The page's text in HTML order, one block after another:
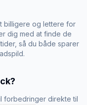
billigere og lettere for
dig med at finde de
så du både sparer
forbedringer direkte til